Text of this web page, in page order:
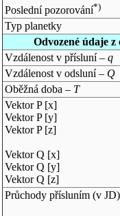
Poslední pozorování*)
Typ planetky
Odvozené údaje
Vzdálenost v přísluní – q
Vzdálenost v odsluní – Q
Oběžná doba – T
Vektor P [x]
Vektor P [y]
Vektor P [z]
Vektor Q [x]
Vektor Q [y]
Vektor Q [z]
Průchody přísluním (v JD)